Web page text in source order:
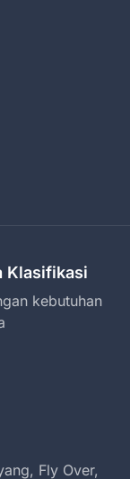
Klasifikasi
kebutuhan
Fly Over,